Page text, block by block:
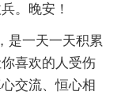
。晚安！
是一天一天积累
喜欢的人受伤
交流、恒心相